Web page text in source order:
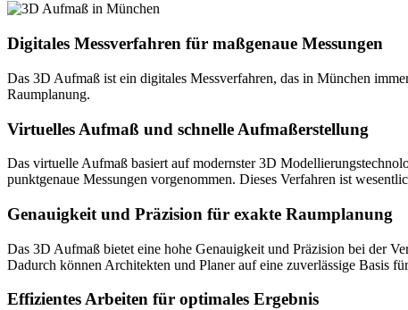
Digitales Messverfahren für maßgenaue Messungen
Das 3D Aufmaß ist ein digitales Messverfahren, das in München
Raumplanung.
Virtuelles Aufmaß und schnelle Aufmaßerstellung
Das virtuelle Aufmaß basiert auf modernster 3D
punktgenaue Messungen vorgenommen. Dieses Verfahren ist
Genauigkeit und Präzision für exakte Raumplanung
Das 3D Aufmaß bietet eine hohe Genauigkeit und Präzision bei der
Dadurch können Architekten und Planer auf eine zuverlässige Basis
Effizientes Arbeiten für optimales Ergebnis